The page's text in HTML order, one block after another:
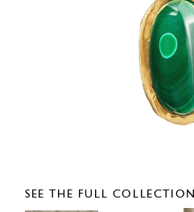
SEE THE FULL COLLECTION